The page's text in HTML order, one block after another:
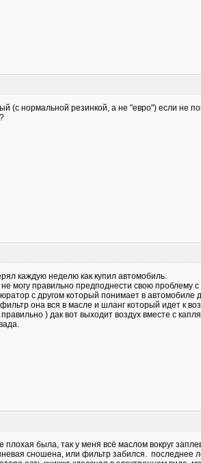
(с нормальной резинкой, а не "евро") если не
каждую неделю как купил автомобиль.
могу правильно предподнести свою проблему
с другом который понимает в автомобиле
она вся в масле и шланг который идет к
) дак вот выходит воздух вместе с
плохая была, так у меня всё маслом вокруг
сношена, или фильтр забился. последнее